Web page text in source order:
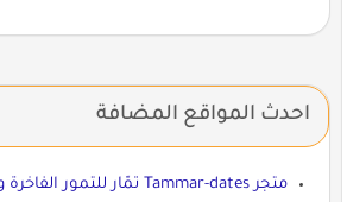
احدث المواقع المضافة
متجر Tammar-dates تمّار للتمور الفاخرة و الضيافة